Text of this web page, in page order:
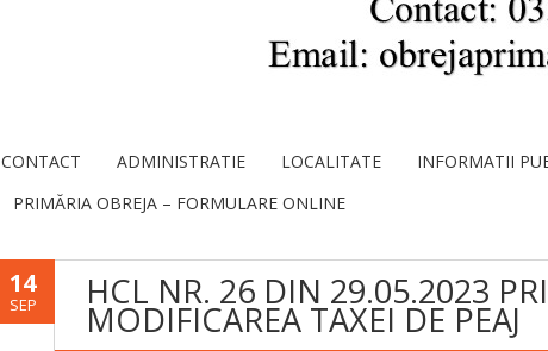
CONTACT ADMINISTRATIE LOCALITATE INFORMATII
PRIMĂRIA OBREJA – FORMULARE ONLINE
14
SEP HCL NR. 26 DIN 29.05.2023
MODIFICAREA TAXEI DE PEAJ